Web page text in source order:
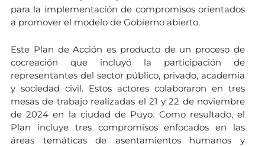
para la implementación de compromisos orientados
a promover el modelo de Gobierno abierto.
Este Plan de Acción es producto de un proceso de
cocreación que incluyó la participación de
representantes del sector público, privado, academia
y sociedad civil. Estos actores colaboraron en tres
mesas de trabajo realizadas el 21 y 22 de noviembre
de 2024 en la ciudad de Puyo. Como resultado, el
Plan incluye tres compromisos enfocados en las
áreas temáticas de asentamientos humanos y